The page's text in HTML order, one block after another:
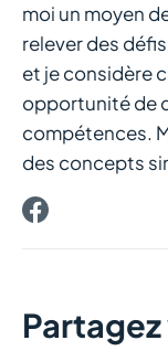
Cat
игроков,
moi un moyen
relever des
et je considère
opportunité de
compétences.
des concepts